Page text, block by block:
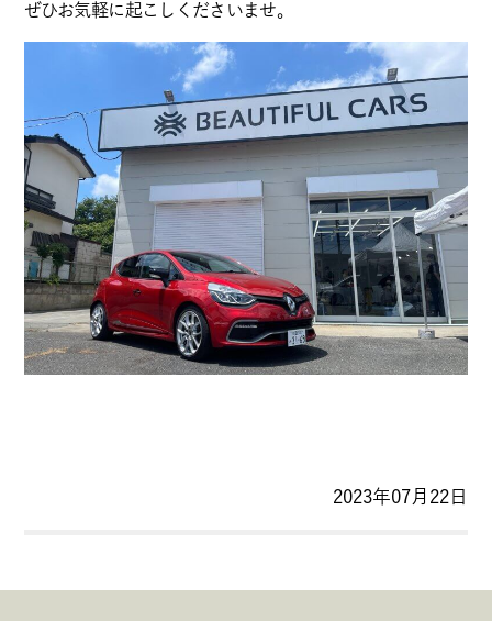
ぜひお気軽に起こしくださいませ。
2023年07月22日